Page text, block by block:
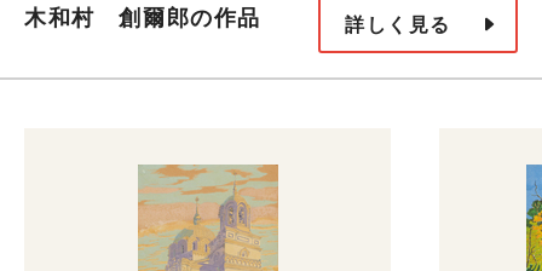
木和村 創爾郎の作品 詳しく見る